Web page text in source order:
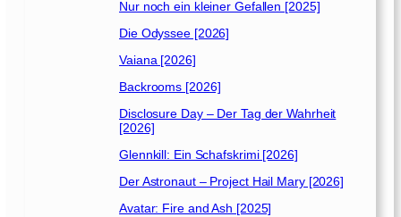
Nur noch ein kleiner Gefallen [2025]
Die Odyssee [2026]
Vaiana [2026]
Backrooms [2026]
Disclosure Day – Der Tag der Wahrheit
[2026]
Glennkill: Ein Schafskrimi [2026]
Der Astronaut – Project Hail Mary [2026]
Avatar: Fire and Ash [2025]